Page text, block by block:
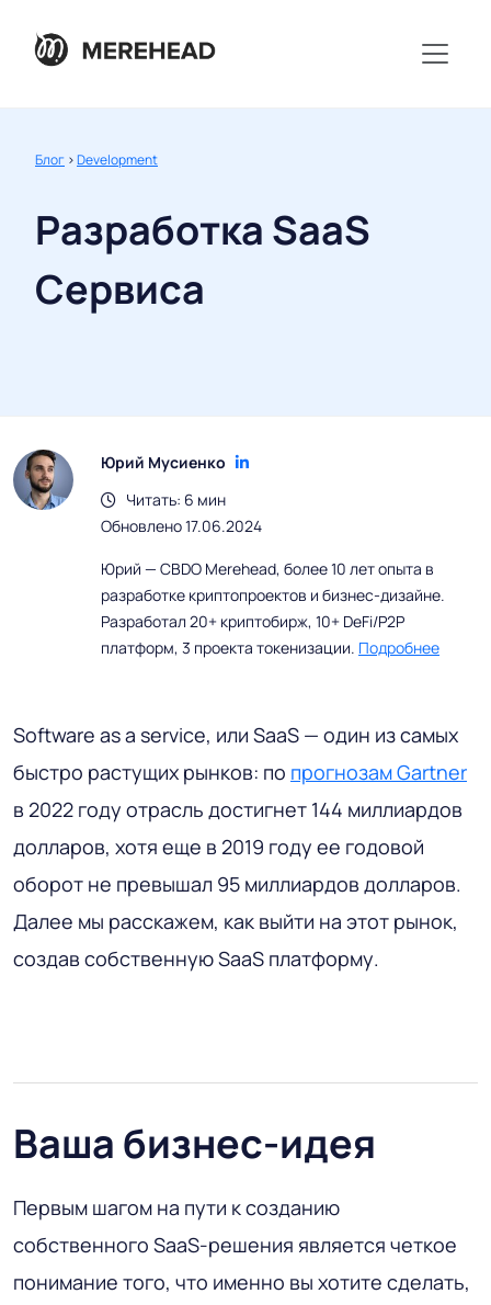
Блог >Development
Разработка SaaS
Сервиса
Юрий Мусиенко
Читать: 6 мин
Обновлено 17.06.2024
Юрий — CBDO Merehead, более 10 лет опыта в
разработке криптопроектов и бизнес-дизайне.
Разработал 20+ криптобирж, 10+ DeFi/P2P
платформ, 3 проекта токенизации. Подробнее
Software as a service, или SaaS — один из самых
быстро растущих рынков: по прогнозам Gartner
в 2022 году отрасль достигнет 144 миллиардов
долларов, хотя еще в 2019 году ее годовой
оборот не превышал 95 миллиардов долларов.
Далее мы расскажем, как выйти на этот рынок,
создав собственную SaaS платформу.
Ваша бизнес-идея
Первым шагом на пути к созданию
собственного SaaS-решения является четкое
понимание того, что именно вы хотите сделать,